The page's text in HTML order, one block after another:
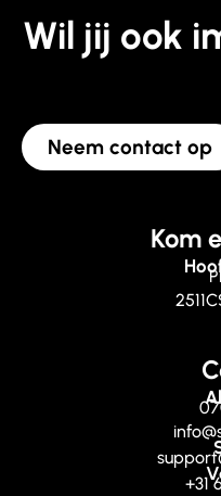
Wil jij ook
Neem contact op
Kom
+31